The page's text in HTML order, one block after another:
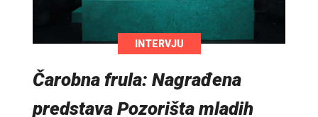
INTERVJU
Čarobna frula: Nagrađena
predstava Pozorišta mladih